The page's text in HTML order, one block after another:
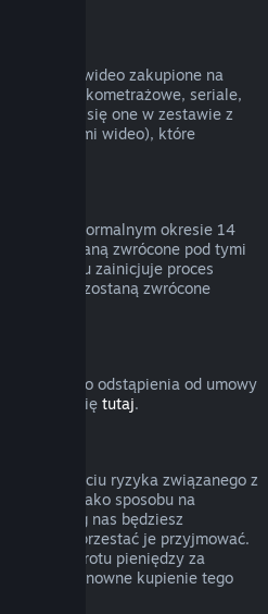
za treści wideo zakupione na
oraz krótkometrażowe, seriale,
znajdują się one w zestawie z
materiałami wideo), które
zwrócić w normalnym okresie 14
zostaną zwrócone pod tymi
prezentu zainicjuje proces
prezentu zostaną zwrócone
prawa do odstąpienia od umowy
znajduje się tutaj.
na usunięciu ryzyka związanego z
— nie jako sposobu na
według nas będziesz
możemy przestać je przyjmować.
zwrotu pieniędzy za
i ponowne kupienie tego